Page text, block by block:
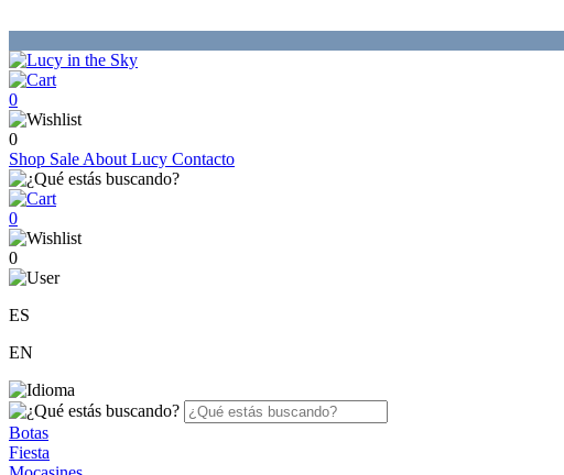
0
0
Shop Sale About Lucy Contacto
0
0
ES
EN
Botas
Fiesta